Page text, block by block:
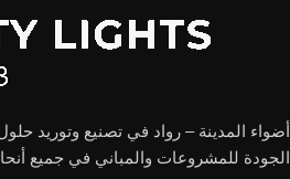
أضواء المدينة – رواد في تصنيع وتوريد حلول
الجودة للمشروعات والمباني في جميع